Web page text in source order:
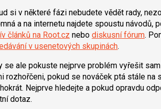
si v některé fázi nebudete vědět rady,
a na internetu najdete spoustu návodů,
článků na Root.cz nebo diskusní fórum.
v usenetových skupinách.
se ale pokuste nejprve problém vyřešit
rozhořčeni, pokud se nováček ptá stále
Nejprve hledejte a pokud opravdu
dotaz.